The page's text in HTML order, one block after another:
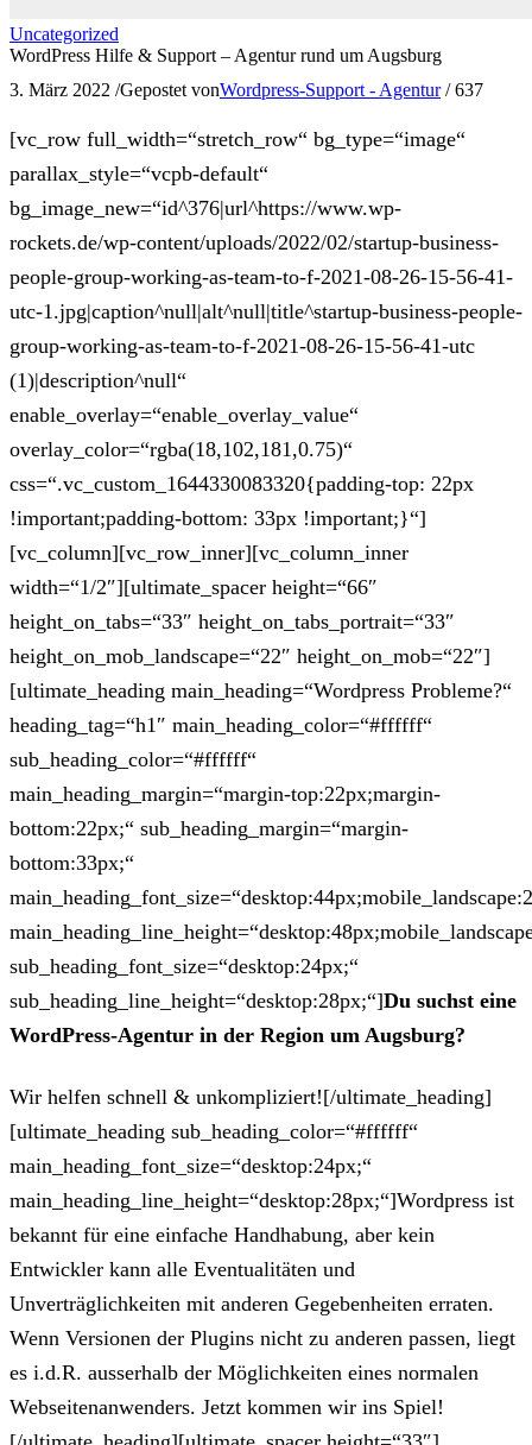
Uncategorized
WordPress Hilfe & Support – Agentur rund um Augsburg
3. März 2022 /Gepostet vonWordpress-Support - Agentur / 637
[vc_row full_width=“stretch_row“ bg_type=“image“
parallax_style=“vcpb-default“
bg_image_new=“id^376|url^https://www.wp-
rockets.de/wp-content/uploads/2022/02/startup-business-
people-group-working-as-team-to-f-2021-08-26-15-56-41-
utc-1.jpg|caption^null|alt^null|title^startup-business-people-
group-working-as-team-to-f-2021-08-26-15-56-41-utc
(1)|description^null“
enable_overlay=“enable_overlay_value“
overlay_color=“rgba(18,102,181,0.75)“
css=“.vc_custom_1644330083320{padding-top: 22px
!important;padding-bottom: 33px !important;}“]
[vc_column][vc_row_inner][vc_column_inner
width=“1/2″][ultimate_spacer height=“66″
height_on_tabs=“33″ height_on_tabs_portrait=“33″
height_on_mob_landscape=“22″ height_on_mob=“22″]
[ultimate_heading main_heading=“Wordpress Probleme?“
heading_tag=“h1″ main_heading_color=“#ffffff“
sub_heading_color=“#ffffff“
main_heading_margin=“margin-top:22px;margin-
bottom:22px;“ sub_heading_margin=“margin-
bottom:33px;“
sub_heading_font_size=“desktop:24px;“
sub_heading_line_height=“desktop:28px;“]Du suchst eine
WordPress-Agentur in der Region um Augsburg?
Wir helfen schnell & unkompliziert![/ultimate_heading]
[ultimate_heading sub_heading_color=“#ffffff“
main_heading_font_size=“desktop:24px;“
main_heading_line_height=“desktop:28px;“]Wordpress ist
bekannt für eine einfache Handhabung, aber kein
Entwickler kann alle Eventualitäten und
Unverträglichkeiten mit anderen Gegebenheiten erraten.
Wenn Versionen der Plugins nicht zu anderen passen, liegt
es i.d.R. ausserhalb der Möglichkeiten eines normalen
Webseitenanwenders. Jetzt kommen wir ins Spiel!